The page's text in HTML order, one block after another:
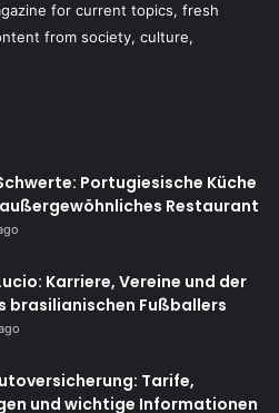
for current topics, fresh
from society, culture,
Portugiesische Küche
Restaurant
Karriere, Vereine und der
brasilianischen Fußballers
Tarife,
und wichtige Informationen